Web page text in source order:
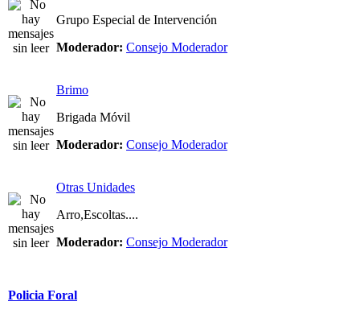
Grupo Especial de Intervención
Moderador: Consejo Moderador
Brimo
Brigada Móvil
Moderador: Consejo Moderador
Otras Unidades
Arro,Escoltas....
Moderador: Consejo Moderador
Policia Foral